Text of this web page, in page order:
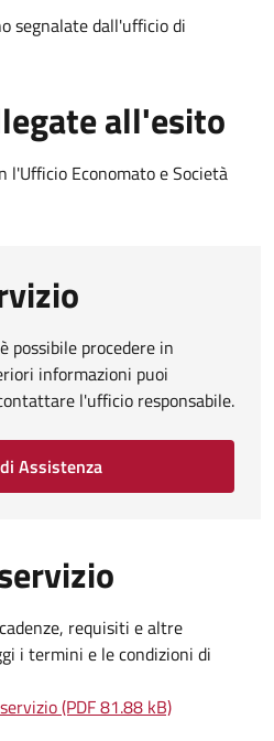
segnalate dall'ufficio di
all'esito
l'Ufficio Economato e Società
possibile procedere in
informazioni puoi
l'ufficio responsabile.
Assistenza
requisiti e altre
i termini e le condizioni di
(PDF 81.88 kB)